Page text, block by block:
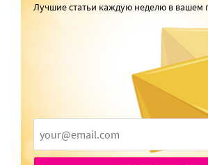
Лучшие статьи каждую неделю в вашем